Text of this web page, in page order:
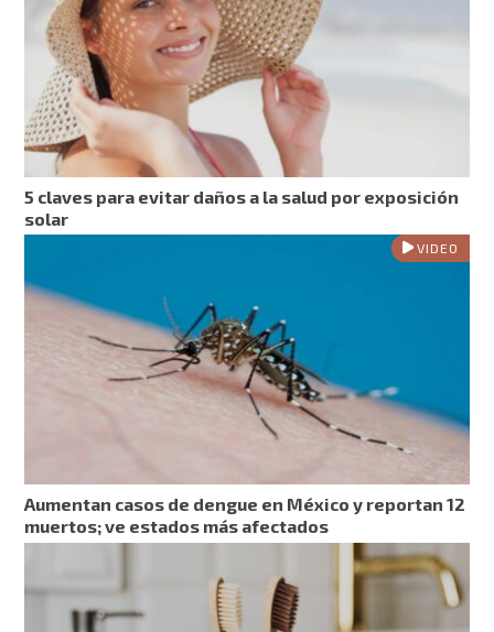
5 claves para evitar daños a la salud por exposición
solar
VIDEO
Aumentan casos de dengue en México y reportan 12
muertos; ve estados más afectados